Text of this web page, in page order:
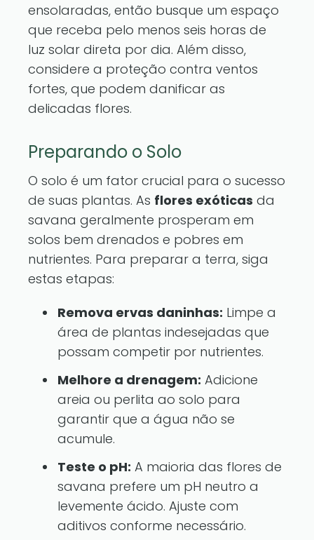
ensolaradas, então busque um espaço
que receba pelo menos seis horas de
luz solar direta por dia. Além disso,
considere a proteção contra ventos
fortes, que podem danificar as
delicadas flores.
Preparando o Solo
O solo é um fator crucial para o sucesso
de suas plantas. As flores exóticas da
savana geralmente prosperam em
solos bem drenados e pobres em
nutrientes. Para preparar a terra, siga
estas etapas:
Remova ervas daninhas: Limpe a
área de plantas indesejadas que
possam competir por nutrientes.
Melhore a drenagem: Adicione
areia ou perlita ao solo para
garantir que a água não se
acumule.
Teste o pH: A maioria das flores de
savana prefere um pH neutro a
levemente ácido. Ajuste com
aditivos conforme necessário.